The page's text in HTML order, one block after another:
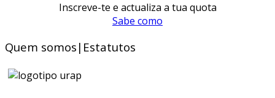
Inscreve-te e actualiza a tua quota
Sabe como
Quem somos|Estatutos